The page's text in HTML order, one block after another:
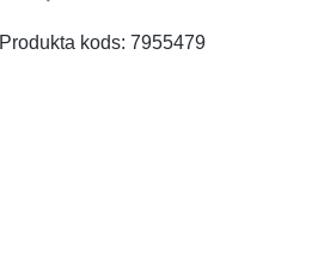
Produkta kods:7955479